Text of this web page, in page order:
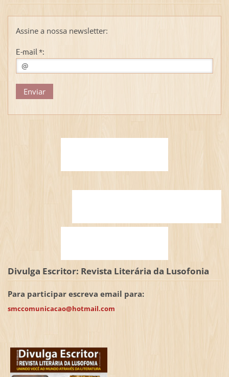
Assine a nossa newsletter:
E-mail *:
Divulga Escritor: Revista Literária da Lusofonia
Para participar escreva email para:
smccomunicacao@hotmail.com